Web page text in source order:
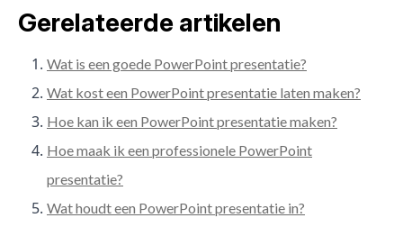
Gerelateerde artikelen
Wat is een goede PowerPoint presentatie?
Wat kost een PowerPoint presentatie laten maken?
Hoe kan ik een PowerPoint presentatie maken?
Hoe maak ik een professionele PowerPoint
presentatie?
Wat houdt een PowerPoint presentatie in?